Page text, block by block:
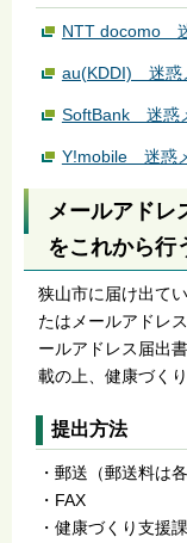
NTT docomo
au(KDDI) 迷惑
SoftBank 迷惑
Y!mobile 迷惑
メールアドレ
をこれから行
狭山市に届け出て
たはメールアドレ
ールアドレス届出
載の上、健康づく
提出方法
・郵送（郵送料は
・FAX
・健康づくり支援